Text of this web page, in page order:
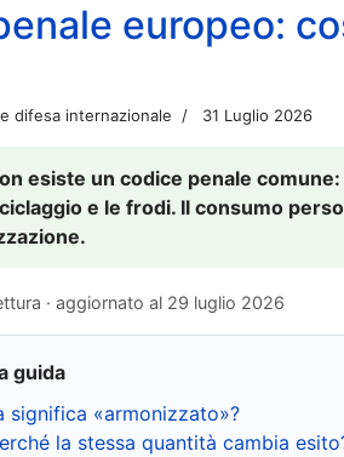
europeo:
difesa internazionale 31 Luglio 2026
esiste un codice penale
e le frodi. Il consumo
· aggiornato al 29 luglio 2026
guida
significa «armonizzato»?
la stessa quantità cambia